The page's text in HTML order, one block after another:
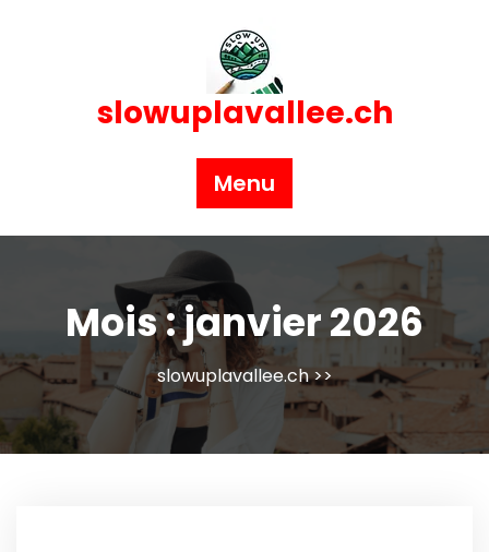
slowuplavallee.ch
Menu
Mois :janvier 2026
slowuplavallee.ch>>